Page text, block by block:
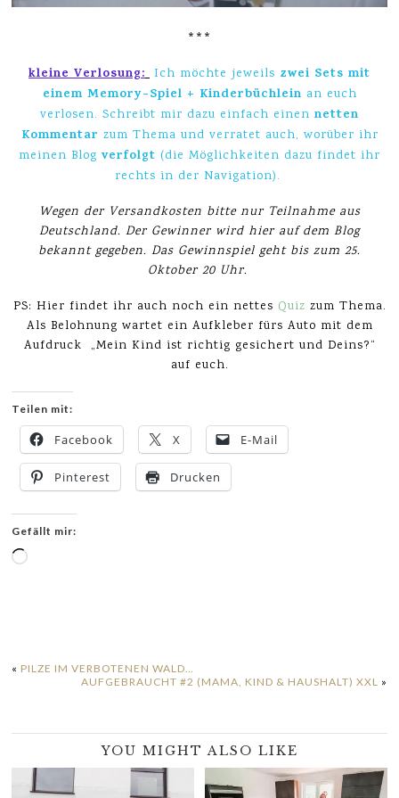
***
kleine Verlosung: Ich möchte jeweils zwei Sets mit
einem Memory-Spiel + Kinderbüchlein an euch
verlosen. Schreibt mir dazu einfach einen netten
Kommentar zum Thema und verratet auch, worüber ihr
meinen Blog verfolgt (die Möglichkeiten dazu findet ihr
rechts in der Navigation).
Wegen der Versandkosten bitte nur Teilnahme aus
Deutschland. Der Gewinner wird hier auf dem Blog
bekannt gegeben. Das Gewinnspiel geht bis zum 25.
Oktober 20 Uhr.
PS: Hier findet ihr auch noch ein nettes Quiz zum Thema.
Als Belohnung wartet ein Aufkleber fürs Auto mit dem
Aufdruck „Mein Kind ist richtig gesichert und Deins?“
auf euch.
Teilen mit:
Facebook X E-Mail
Pinterest Drucken
Gefällt mir:
Wird
« PILZE IM VERBOTENEN WALD…
AUFGEBRAUCHT #2 (MAMA, KIND & HAUSHALT) XXL »
YOU MIGHT ALSO LIKE